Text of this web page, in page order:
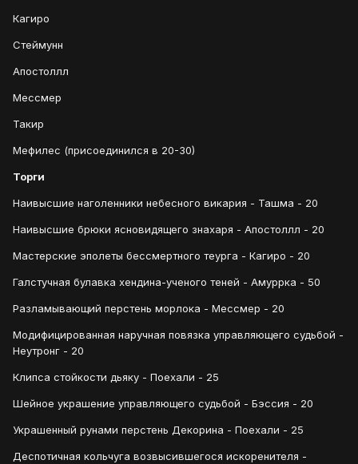
Кагиро
Стеймунн
Апостоллл
Мессмер
Такир
Мефилес (присоединился в 20-30)
Торги
Наивысшие наголенники небесного викария - Ташма - 20
Наивысшие брюки ясновидящего знахаря - Апостоллл - 20
Мастерские эполеты бессмертного теурга - Кагиро - 20
Галстучная булавка хендина-ученого теней - Амуррка - 50
Разламывающий перстень морлока - Мессмер - 20
Модифицированная наручная повязка управляющего судьбой -
Неутронг - 20
Клипса стойкости дьяку - Поехали - 25
Шейное украшение управляющего судьбой - Бэссия - 20
Украшенный рунами перстень Декорина - Поехали - 25
Деспотичная кольчуга возвысившегося искоренителя -